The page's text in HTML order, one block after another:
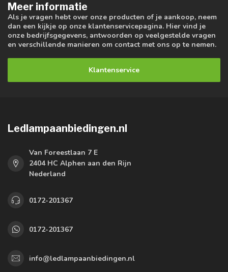
Meer informatie
Als je vragen hebt over onze producten of je aankoop, neem
dan een kijkje op onze klantenservicepagina. Hier vind je
onze bedrijfsgegevens, antwoorden op veelgestelde vragen
en verschillende manieren om contact met ons op te nemen.
Klantenservice
Ledlampaanbiedingen.nl
Van Foreestlaan 7 E
2404 HC Alphen aan den Rijn
Nederland
0172-201367
0172-201367
info@ledlampaanbiedingen.nl